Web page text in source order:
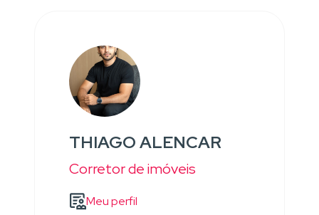
THIAGO ALENCAR
Corretor de imóveis
Meu perfil